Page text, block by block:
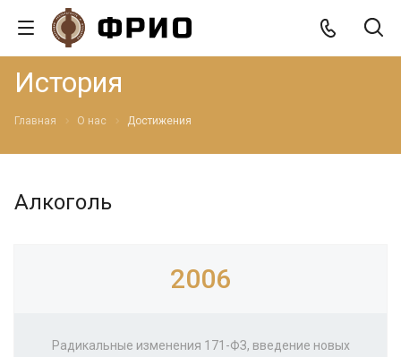
История
Главная О нас Достижения
Алкоголь
2006
Радикальные изменения 171-ФЗ, введение новых